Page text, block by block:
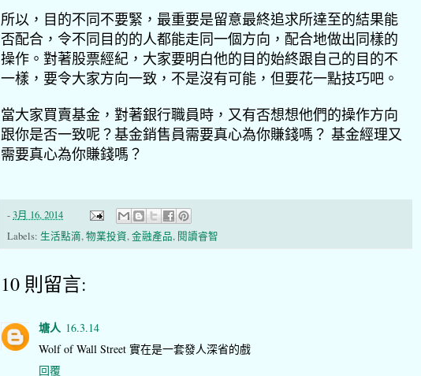
所以，目的不同不要緊，最重要是留意最終追求所達至的結果能
否配合，令不同目的的人都能走同一個方向，配合地做出同樣的
操作。對著股票經紀，大家要明白他的目的始終跟自己的目的不
一樣，要令大家方向一致，不是沒有可能，但要花一點技巧吧。
當大家買賣基金，對著銀行職員時，又有否想想他們的操作方向
跟你是否一致呢？基金銷售員需要真心為你賺錢嗎？ 基金經理又
需要真心為你賺錢嗎？
-3月 16, 2014
Labels: 生活點滴,物業投資,金融產品, 閱讀睿智
10 則留言:
塘人 16.3.14
Wolf of Wall Street 實在是一套發人深省的戲
回覆